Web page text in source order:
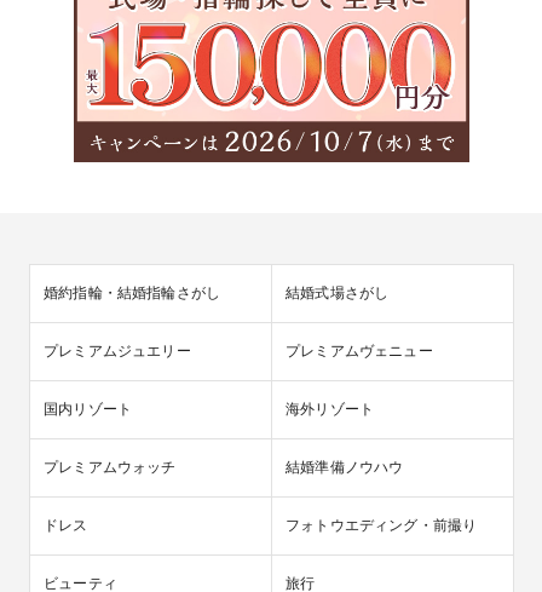
婚約指輪・結婚指輪さがし 結婚式場さがし
プレミアムジュエリー プレミアムヴェニュー
国内リゾート 海外リゾート
プレミアムウォッチ 結婚準備ノウハウ
ドレス フォトウエディング・前撮り
ビューティ 旅行